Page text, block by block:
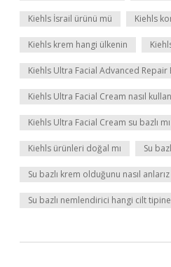
Kiehls İsrail ürünü mü Kiehls
Kiehls krem hangi ülkenin
Kiehls Ultra Facial Advanced
Kiehls Ultra Facial Cream nasıl
Kiehls Ultra Facial Cream su bazlı mı
Kiehls ürünleri doğal mı Su
Su bazlı krem olduğunu nasıl anlarız
Su bazlı nemlendirici hangi cilt